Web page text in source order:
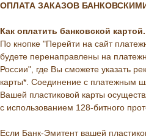
ОПЛАТА ЗАКАЗОВ
Как оплатить банковской картой.
По кнопке "Перейти на сайт
будете перенаправлены на
России", где Вы сможете указать
карты*. Соединение с платежным
Вашей пластиковой карты
с использованием 128-битного
Если Банк-Эмитент вашей